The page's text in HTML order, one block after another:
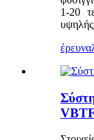
1-20
έρευνα